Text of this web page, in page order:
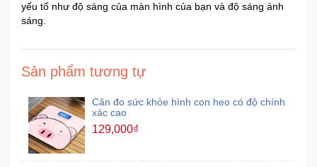
yếu tố như độ sáng của màn hình của bạn và độ sáng ánh
sáng.
Sản phẩm tương tự
Cân đo sức khỏe hình con heo có độ chính
xác cao
129,000₫